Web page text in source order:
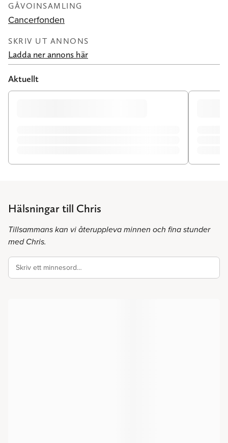
GÅVOINSAMLING
Cancerfonden
SKRIV UT ANNONS
Ladda ner annons här
Aktuellt
Hälsningar till Chris
Tillsammans kan vi återuppleva minnen och fina stunder
med Chris.
Skriv ett minnesord…